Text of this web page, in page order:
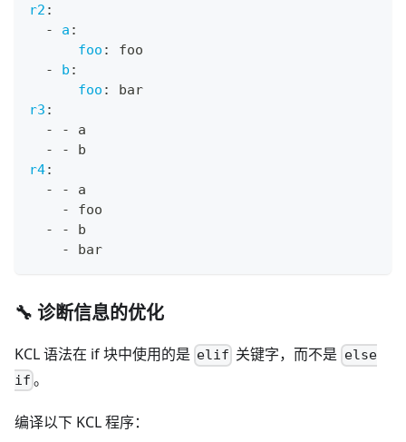
r2 :
-
a :
foo :
foo
-
b :
foo :
bar
r3 :
-
-
a
-
-
b
r4:
-
-
a
-
foo
-
-
b
-
bar
🔧 诊断信息的优化
KCL 语法在 if 块中使用的是 elif 关键字，而不是 else
if 。
编译以下 KCL 程序：